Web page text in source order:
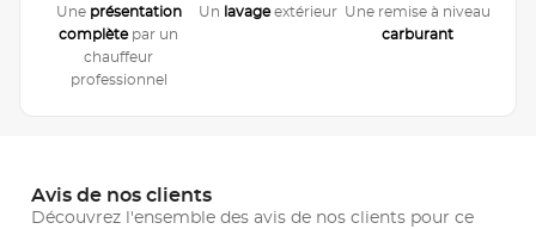
Une présentation
complètepar un
chauffeur
professionnel
Un lavageextérieur Une remise à niveau
carburant
Avis de nos clients
Découvrez l'ensemble des avis de nos clients pour ce